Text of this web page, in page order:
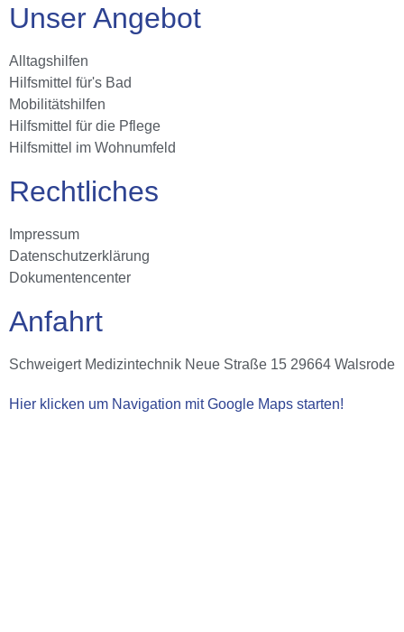
Unser Angebot
Alltagshilfen
Hilfsmittel für's Bad
Mobilitätshilfen
Hilfsmittel für die Pflege
Hilfsmittel im Wohnumfeld
Rechtliches
Impressum
Datenschutzerklärung
Dokumentencenter
Anfahrt
Schweigert Medizintechnik Neue Straße 15 29664 Walsrode
Hier klicken um Navigation mit Google Maps starten!